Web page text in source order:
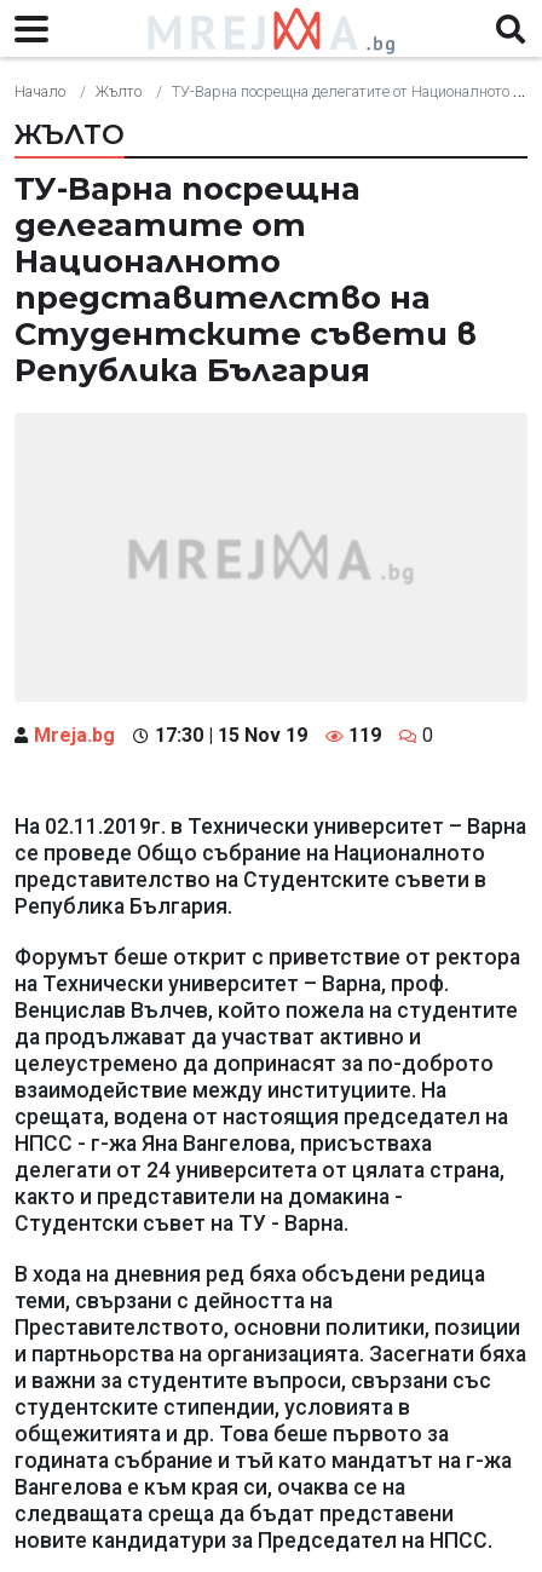
Начало Жълто ТУ-Варна посрещна делегатите от Националното представителство на Студентските съвети в Република България
ЖЪЛТО
ТУ-Варна посрещна
делегатите от
Националното
представителство на
Студентските съвети в
Република България
Mreja.bg 17:30 | 15 Nov 19 119 0
На 02.11.2019г. в Технически университет – Варна
се проведе Общо събрание на Националното
представителство на Студентските съвети в
Република България.
Форумът беше открит с приветствие от ректора
на Технически университет – Варна, проф.
Венцислав Вълчев, който пожела на студентите
да продължават да участват активно и
целеустремено да допринасят за по-доброто
взаимодействие между институциите. На
срещата, водена от настоящия председател на
НПСС - г-жа Яна Вангелова, присъстваха
делегати от 24 университета от цялата страна,
както и представители на домакина -
Студентски съвет на ТУ - Варна.
В хода на дневния ред бяха обсъдени редица
теми, свързани с дейността на
Преставителството, основни политики, позиции
и партньорства на организацията. Засегнати бяха
и важни за студентите въпроси, свързани със
студентските стипендии, условията в
общежитията и др. Това беше първото за
годината събрание и тъй като мандатът на г-жа
Вангелова е към края си, очаква се на
следващата среща да бъдат представени
новите кандидатури за Председател на НПСС.